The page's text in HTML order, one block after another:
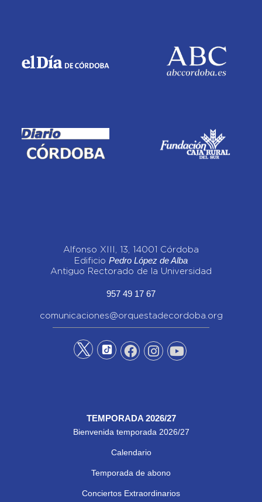
Alfonso XIII, 13, 14001 Córdoba
Edificio Pedro López de Alba
Antiguo Rectorado de la Universidad
957 49 17 67
comunicaciones@orquestadecordoba.org
TEMPORADA 2026/27
Bienvenida temporada 2026/27
Calendario
Temporada de abono
Conciertos Extraordinarios